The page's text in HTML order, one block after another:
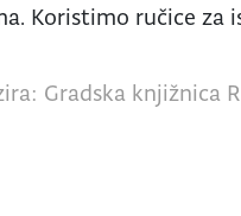
Koristimo ručice za
Gradska knjižnica